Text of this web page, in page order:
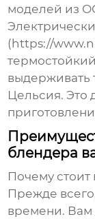
моделей из
(https://
выдерживать
Цельсия. Это
блендера
Почему стоит
Прежде
времени. Вам